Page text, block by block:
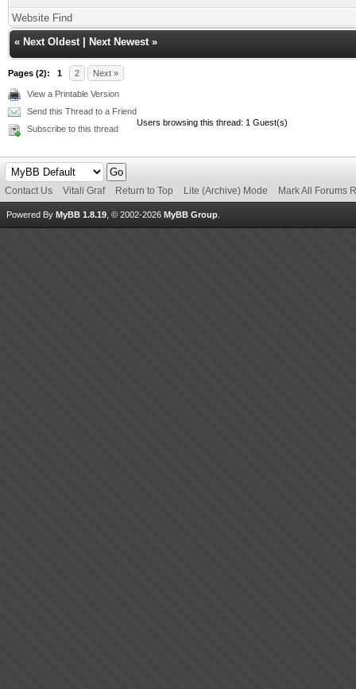
Website Find
« Next Oldest Next Newest »
Pages (2): 1 2 Next »
View a Printable Version
Send this Thread to a Friend
Subscribe to this thread
Users browsing this thread: 1 Guest(s)
Contact Us Vitali Graf Return to Top Lite (Archive) Mode Mark All Forums
Powered By MyBB 1.8.19 , © 2002-2026 MyBB Group